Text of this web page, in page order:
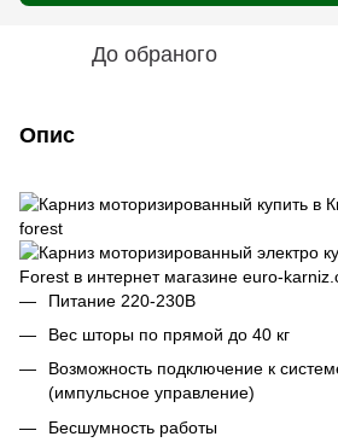
До обраного
Опис
Питание 220-230В
Вес шторы по прямой до 40 кг
Возможность подключение к
(импульсное управление)
Бесшумность работы